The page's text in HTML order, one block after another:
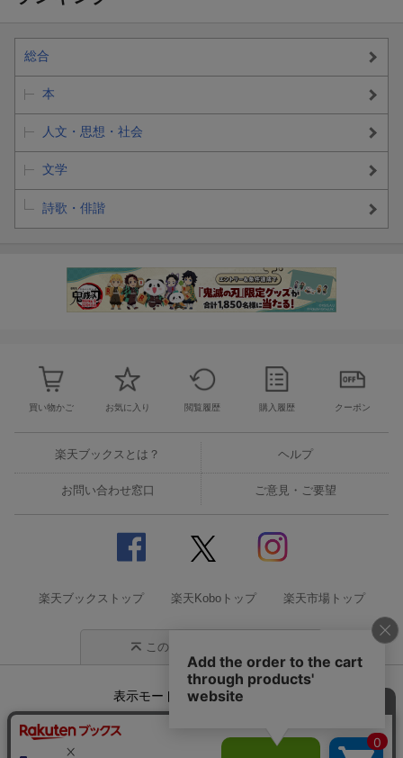
総合
本
人文・思想・社会
文学
詩歌・俳諧
買い物かご お気に入り 閲覧履歴 購入履歴 クーポン
楽天ブックスとは？ ヘルプ
お問い合わせ窓口 ご意見・ご要望
楽天ブックストップ 楽天Koboトップ 楽天市場トップ
このページの先頭に戻る
表示モード モバイル
企業情報 個人情報保護方針